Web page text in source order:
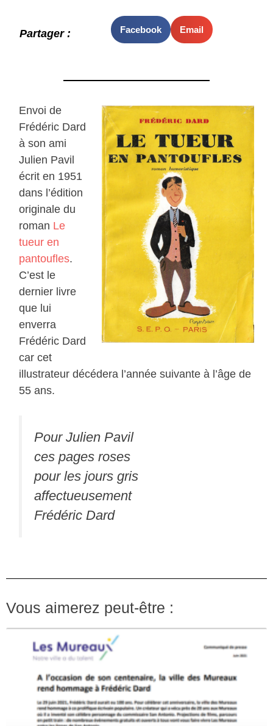
Partager : Facebook Email
Envoi de
Frédéric Dard
à son ami
Julien Pavil
écrit en 1951
dans l’édition
originale du
roman Le
tueur en
pantoufles.
C’est le
dernier livre
que lui
enverra
Frédéric Dard
car cet
illustrateur décédera l’année suivante à l’âge de
55 ans.
Pour Julien Pavil
ces pages roses
pour les jours gris
affectueusement
Frédéric Dard
Vous aimerez peut-être :